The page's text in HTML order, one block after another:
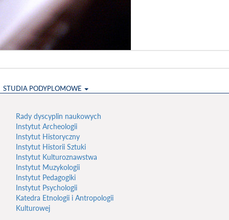
STUDIA PODYPLOMOWE
Rady dyscyplin naukowych
Instytut Archeologii
Instytut Historyczny
Instytut Historii Sztuki
Instytut Kulturoznawstwa
Instytut Muzykologii
Instytut Pedagogiki
Instytut Psychologii
Katedra Etnologii i Antropologii
Kulturowej